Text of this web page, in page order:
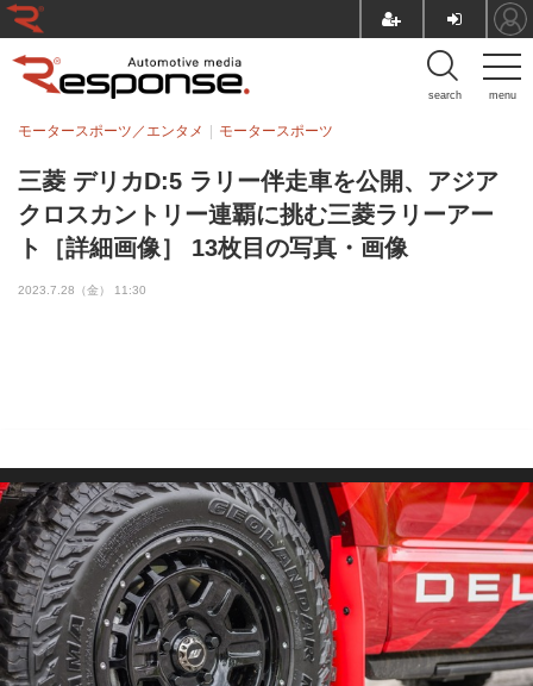
menu
search
三菱 デリカD:5 ラリー伴走車を公開、アジア
クロスカントリー連覇に挑む三菱ラリーアー
ト［詳細画像］ 13枚目の写真・画像
モータースポーツ／エンタメ モータースポーツ
2023.7.28（金） 11:30